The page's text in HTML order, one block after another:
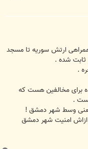
ﺍﺭﺗﺶ ﺳﻮﺭﯾﻪ ﺗﺎ ﻣﺴﺠﺪ
ﺷﺪﻩ .
.
ﺑﺮﺍﯼ ﻣﺨﺎﻟﻔﯿﻦ ﻫﺴﺖ ﮐﻪ
.
ﻭﺳﻂ ﺷﻬﺮ ﺩﻣﺸﻖ !
ﺍﻣﻨﯿﺖ ﺷﻬﺮ ﺩﻣﺸﻖ